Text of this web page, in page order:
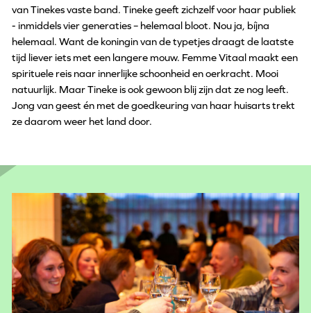
van Tinekes vaste band. Tineke geeft zichzelf voor haar publiek
- inmiddels vier generaties – helemaal bloot. Nou ja, bíjna
helemaal. Want de koningin van de typetjes draagt de laatste
tijd liever iets met een langere mouw. Femme Vitaal maakt een
spirituele reis naar innerlijke schoonheid en oerkracht. Mooi
natuurlijk. Maar Tineke is ook gewoon blij zijn dat ze nog leeft.
Jong van geest én met de goedkeuring van haar huisarts trekt
ze daarom weer het land door.